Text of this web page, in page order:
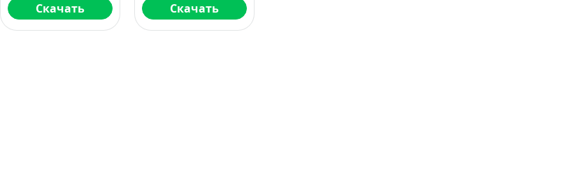
Скачать
Скачать